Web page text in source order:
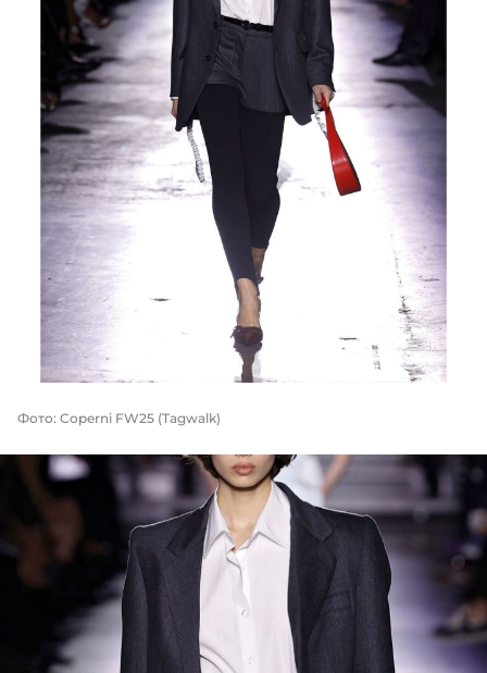
Фото: Coperni FW25 (Tagwalk)